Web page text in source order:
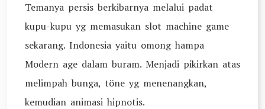
Temanya persis berkibarnya melalui padat
kupu-kupu yg memasukan slot machine game
sekarang. Indonesia yaitu omong hampa
Modern age dalam buram. Menjadi pikirkan atas
melimpah bunga, töne yg menenangkan,
kemudian animasi hipnotis.